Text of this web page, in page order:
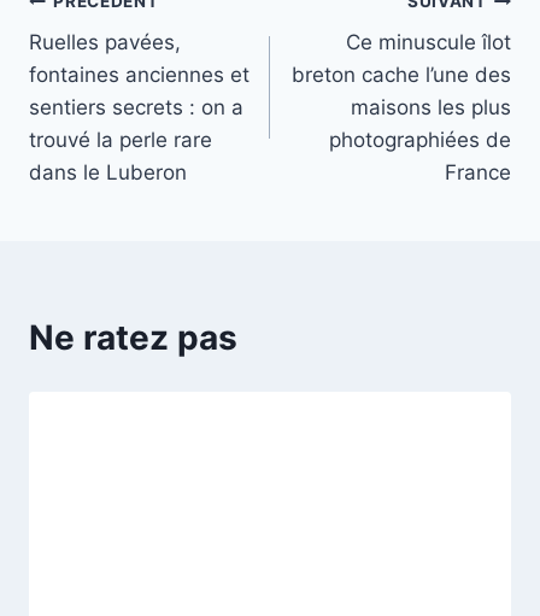
Navigation
de
l’article
Ruelles pavées,
fontaines anciennes et
sentiers secrets : on a
trouvé la perle rare
dans le Luberon
Ce minuscule îlot
breton cache l’une des
maisons les plus
photographiées de
France
Ne ratez pas